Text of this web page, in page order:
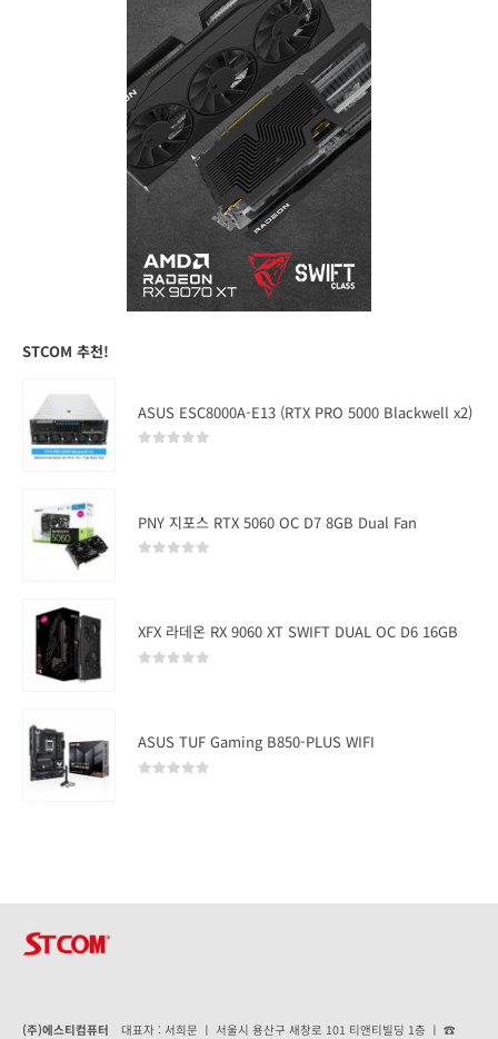
STCOM 추천!
ASUS ESC8000A-E13 (RTX PRO 5000 Blackwell x2)
PNY 지포스 RTX 5060 OC D7 8GB Dual Fan
XFX 라데온 RX 9060 XT SWIFT DUAL OC D6 16GB
ASUS TUF Gaming B850-PLUS WIFI
(주)에스티컴퓨터 대표자 : 서희문 ㅣ 서울시 용산구 새창로 101 티앤티빌딩 1층 ㅣ ☎